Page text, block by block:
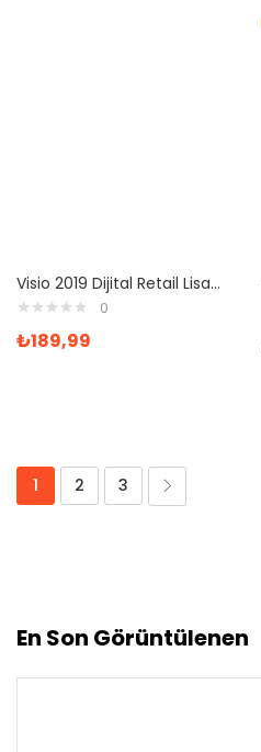
Visio 2019 Dijital Retail Lisans Anahtarı
0
₺189,99
1 2 3
En Son Görüntülenen